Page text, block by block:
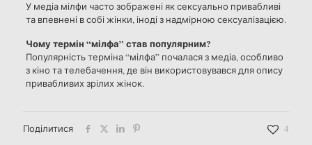
У медіа мілфи часто зображені як сексуально привабливі
та впевнені в собі жінки, іноді з надмірною сексуалізацією.
Чому термін “мілфа” став популярним?
Популярність терміна “мілфа” почалася з медіа, особливо
з кіно та телебачення, де він використовувався для опису
привабливих зрілих жінок.
Поділитися 4